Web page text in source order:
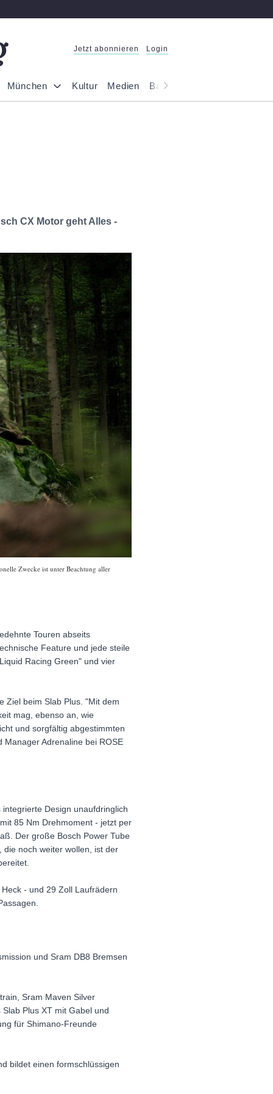
Jetzt abonnieren Login
München Kultur Medien Bayern
CX Motor geht Alles -
Zwecke ist unter Beachtung aller
Touren abseits
Feature und jede steile
Racing Green" und vier
Ziel beim Slab Plus. "Mit dem
mag, ebenso an, wie
und sorgfältig abgestimmten
Adrenaline bei ROSE
Design unaufdringlich
85 Nm Drehmoment - jetzt per
Der große Bosch Power Tube
noch weiter wollen, ist der
- und 29 Zoll Laufrädern
und Sram DB8 Bremsen
Sram Maven Silver
Plus XT mit Gabel und
für Shimano-Freunde
bildet einen formschlüssigen